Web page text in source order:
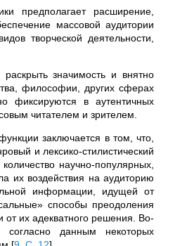
предполагает расширение,
массовой аудитории
творческой деятельности,
значимость и внятно
философии, других сферах
фиксируются в аутентичных
читателем и зрителем.
заключается в том, что,
и лексико-стилистический
научно-популярных,
их воздействия на аудиторию
информации, идущей от
способы преодоления
от их адекватного решения. Во-
согласно данным некоторых